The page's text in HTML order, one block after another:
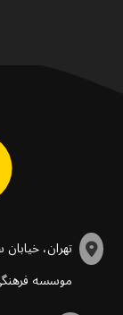
تهران،
موسسه